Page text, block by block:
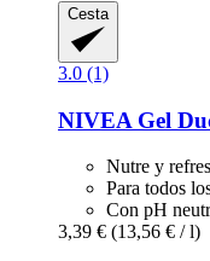
Cesta
3.0 (1)
NIVEA Gel
Nutre y
Para todos
Con pH
3,39 € (13,56 € / l)